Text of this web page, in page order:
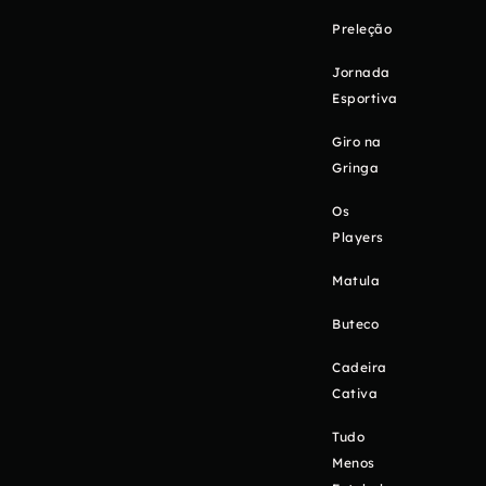
Preleção
Jornada
Esportiva
Giro na
Gringa
Os
Players
Matula
Buteco
Cadeira
Cativa
Tudo
Menos